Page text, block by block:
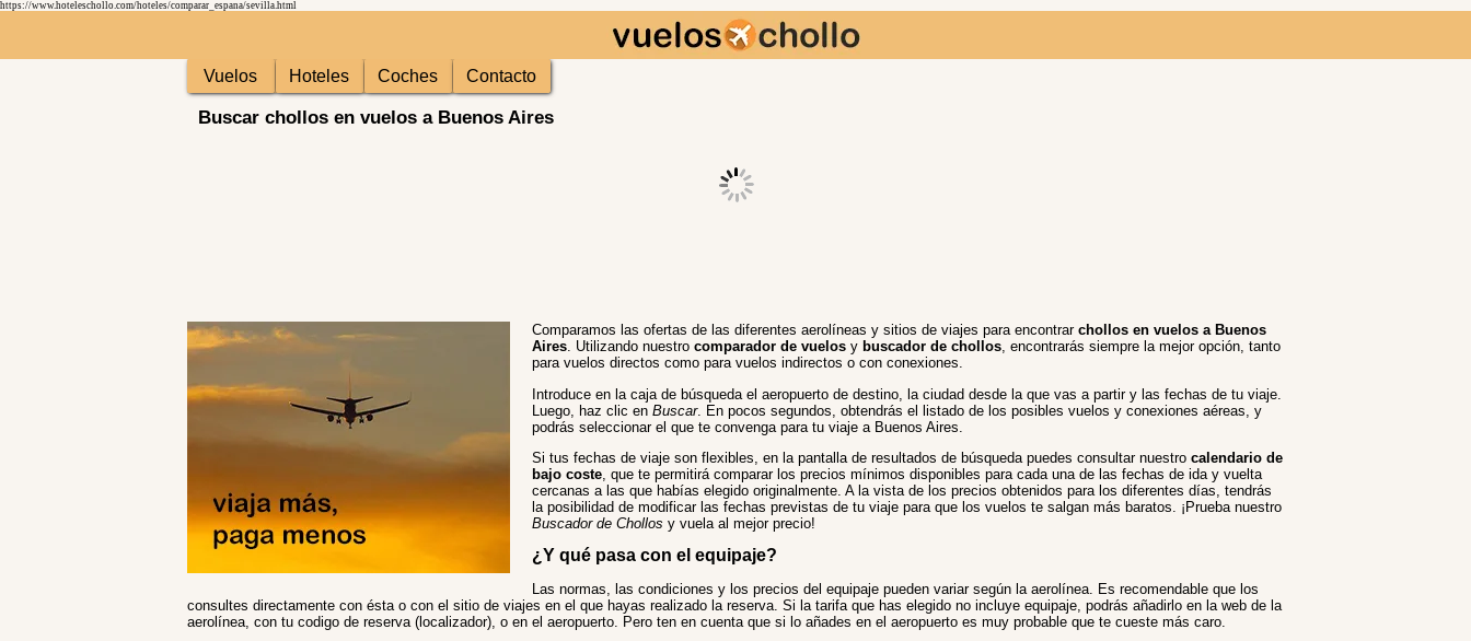
https://www.hoteleschollo.com/hoteles/comparar_espana/sevilla.html
Vuelos Hoteles Coches Contacto
Buscar chollos en vuelos a Buenos Aires
Comparamos las ofertas de las diferentes aerolíneas y sitios de viajes para encontrar chollos en vuelos a Buenos
Aires. Utilizando nuestro comparador de vuelosy buscador de chollos, encontrarás siempre la mejor opción, tanto
para vuelos directos como para vuelos indirectos o con conexiones.
Introduce en la caja de búsqueda el aeropuerto de destino, la ciudad desde la que vas a partir y las fechas de tu viaje.
Luego, haz clic en Buscar. En pocos segundos, obtendrás el listado de los posibles vuelos y conexiones aéreas, y
podrás seleccionar el que te convenga para tu viaje a Buenos Aires.
Si tus fechas de viaje son flexibles, en la pantalla de resultados de búsqueda puedes consultar nuestro calendario de
bajo coste, que te permitirá comparar los precios mínimos disponibles para cada una de las fechas de ida y vuelta
cercanas a las que habías elegido originalmente. A la vista de los precios obtenidos para los diferentes días, tendrás
la posibilidad de modificar las fechas previstas de tu viaje para que los vuelos te salgan más baratos. ¡Prueba nuestro
Buscador de Chollos y vuela al mejor precio!
¿Y qué pasa con el equipaje?
Las normas, las condiciones y los precios del equipaje pueden variar según la aerolínea. Es recomendable que los
consultes directamente con ésta o con el sitio de viajes en el que hayas realizado la reserva. Si la tarifa que has elegido no incluye equipaje, podrás añadirlo en la web de la
aerolínea, con tu codigo de reserva (localizador), o en el aeropuerto. Pero ten en cuenta que si lo añades en el aeropuerto es muy probable que te cueste más caro.